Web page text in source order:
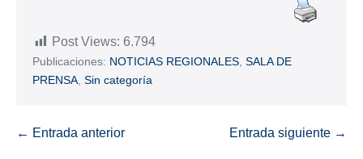
Post Views: 6.794
Publicaciones: NOTICIAS REGIONALES, SALA DE
PRENSA, Sin categoría
← Entrada anterior Entrada siguiente →